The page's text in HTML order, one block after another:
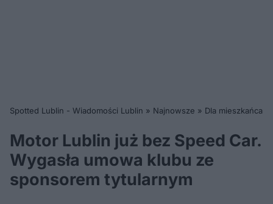
Spotted Lublin - Wiadomości Lublin » Najnowsze » Dla mieszkańca
Motor Lublin już bez Speed Car.
Wygasła umowa klubu ze
sponsorem tytularnym